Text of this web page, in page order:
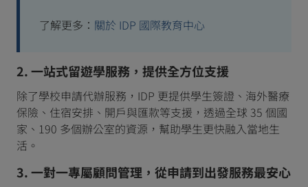
了解更多： 關於 IDP 國際教育中心
2. 一站式留遊學服務，提供全方位支援
除了學校申請代辦服務，IDP 更提供學生簽證、海外醫療
保險、住宿安排、開戶與匯款等支援，透過全球 35 個國
家、190 多個辦公室的資源，幫助學生更快融入當地生
活。
3. 一對一專屬顧問管理，從申請到出發服務最安心